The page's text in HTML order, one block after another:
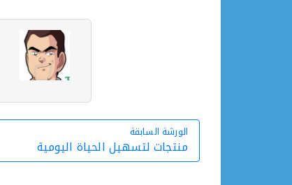
الورشة السابقة
الورشة السابقة
منتجات لتسهيل الحياة اليومية